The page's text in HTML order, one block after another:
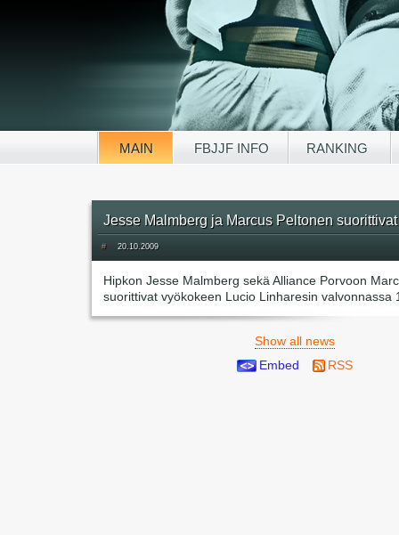
MAIN FBJJF INFO RANKING
Jesse Malmberg ja Marcus Peltonen
# 20.10.2009
Hipkon Jesse Malmberg sekä Alliance Porvoon
suorittivat vyökokeen Lucio Linharesin valvonnassa
Show all news
Embed
RSS